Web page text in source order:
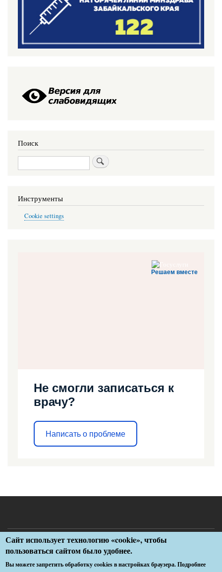
Поиск
Поиск
Инструменты
Cookie settings
Решаем вместе
Не смогли записаться к
врачу?
Написать о проблеме
Меню
в
подвале
Разработка ГУЗ «Медицинский информационно-аналитический
центр»
Сайт использует технологию «cookie», чтобы
пользоваться сайтом было удобнее.
Вы можете запретить обработку cookies в настройках браузера. Подробнее